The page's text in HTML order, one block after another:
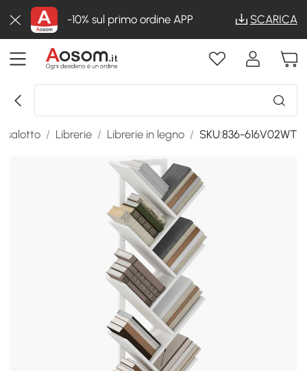
-10% sul primo ordine APP SCARICA
salotto / Librerie / Librerie in legno / SKU:836-616V02WT